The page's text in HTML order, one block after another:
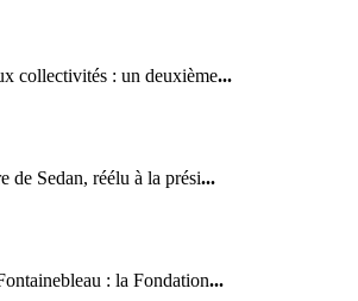
collectivités : un deuxième...
Sedan, réélu à la prési...
: la Fondation...